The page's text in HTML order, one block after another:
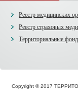
Реестр медицинских
Реестр страховых
Территориальные
Copyright © 2017